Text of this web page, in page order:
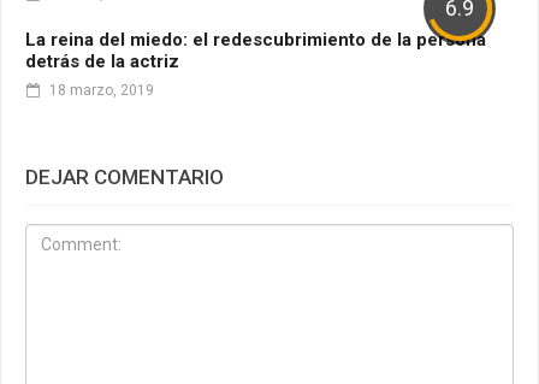
6.9
La reina del miedo: el redescubrimiento de la persona
detrás de la actriz
18 marzo, 2019
DEJAR COMENTARIO